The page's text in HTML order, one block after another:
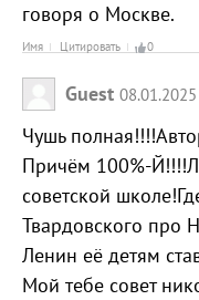
говоря о Москве.
Имя Цитировать 0
Guest 08.01.2025
Чушь
Причём 100%-
советской
Твардовского про
Ленин её детям
Мой тебе совет